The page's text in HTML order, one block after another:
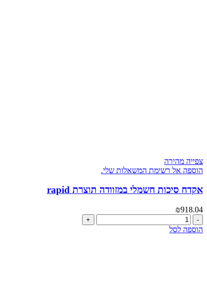
צפייה מהירה
הוספה אל רשימת המשאלות שלי.
אקדח סיכות חשמלי במזוודה תוצרת rapid
₪918.04
כמות
של
הוספה לסל